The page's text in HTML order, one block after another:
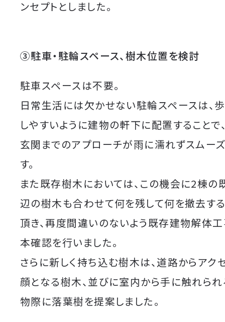
ンセプトとしました。
③駐車・駐輪スペース、樹木位置を検討
駐車スペースは不要。
日常生活には欠かせない駐輪スペースは、
しやすいように建物の軒下に配置することで
玄関までのアプローチが雨に濡れずスムー
す。
また既存樹木においては、この機会に2棟の
辺の樹木も合わせて何を残して何を撤去す
頂き、再度間違いのないよう既存建物解体
本確認を行いました。
さらに新しく持ち込む樹木は、道路からアク
顔となる樹木、並びに室内から手に触れら
物際に落葉樹を提案しました。